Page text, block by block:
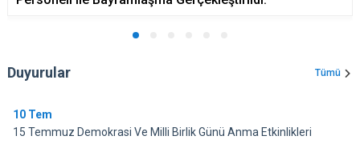
Duyurular Tümü
10 Tem
15 Temmuz Demokrasi Ve Milli Birlik Günü Anma Etkinlikleri